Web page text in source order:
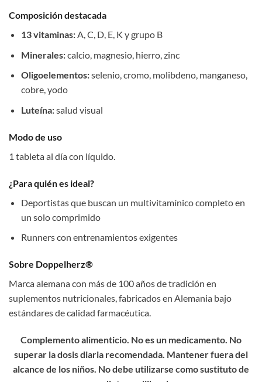
Composición destacada
13 vitaminas:A, C, D, E, K y grupo B
Minerales:calcio, magnesio, hierro, zinc
Oligoelementos:selenio, cromo, molibdeno, manganeso,
cobre, yodo
Luteína:salud visual
Modo de uso
1 tableta al día con líquido.
¿Para quién es ideal?
Deportistas que buscan un multivitamínico completo en
un solo comprimido
Runners con entrenamientos exigentes
Sobre Doppelherz®
Marca alemana con más de 100 años de tradición en
suplementos nutricionales, fabricados en Alemania bajo
estándares de calidad farmacéutica.
Complemento alimenticio. No es un medicamento. No
superar la dosis diaria recomendada. Mantener fuera del
alcance de los niños. No debe utilizarse como sustituto de